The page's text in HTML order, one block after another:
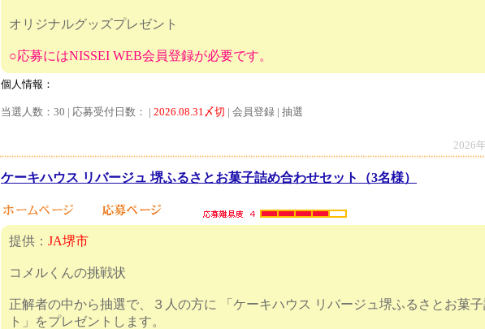
オリジナルグッズプレゼント
○応募にはNISSEI WEB会員登録が必要です。
個人情報：
当選人数：30 | 応募受付日数： | 2026.08.31〆切 | 会員登録 | 抽選
2026
ケーキハウス リバージュ 堺ふるさとお菓子詰め合わせセット（3名様）
提供： JA堺市
コメルくんの挑戦状
正解者の中から抽選で、３人の方に 「ケーキハウス リバージュ堺ふるさとお菓
ト」をプレゼントします。